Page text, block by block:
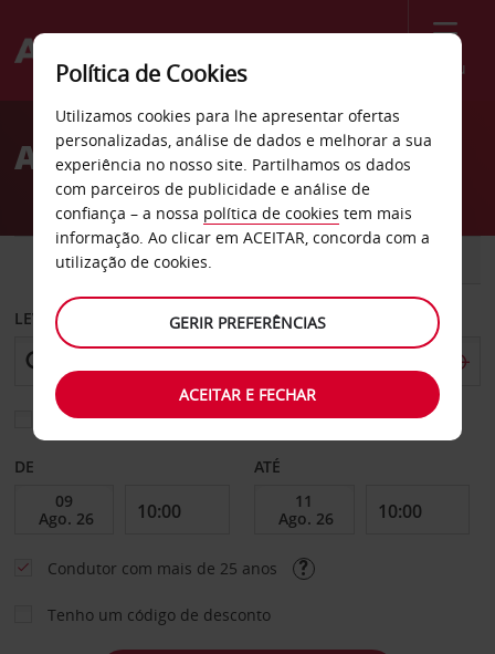
Menu
Welcome
AvisAluguer de carros Laval
CARRO
LEVANTAR EM
Escolher uma estação de devolução diferente
DE ATÉ
Condutor com mais de 25 anos
Tenho um código de desconto
Política de Cookies
Utilizamos cookies para lhe apresentar ofertas
personalizadas, análise de dados e melhorar a sua
experiência no nosso site. Partilhamos os dados
com parceiros de publicidade e análise de
confiança – a nossa política de cookies tem mais
informação. Ao clicar em ACEITAR, concorda com a
utilização de cookies.
GERIR PREFERÊNCIAS
ACEITAR E FECHAR